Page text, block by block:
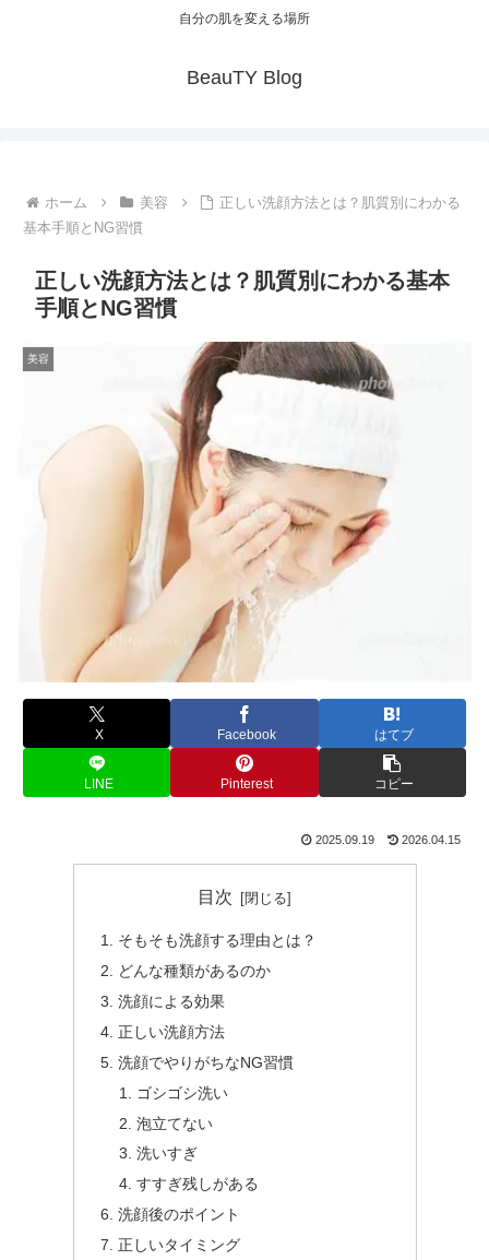
自分の肌を変える場所
BeauTY Blog
ホーム 美容
正しい洗顔方法とは？肌質別にわかる
基本手順とNG習慣
正しい洗顔方法とは？肌質別にわかる基本
手順とNG習慣
美容
X Facebook はてブ
LINE Pinterest コピー
2025.09.19 2026.04.15
目次
そもそも洗顔する理由とは？
どんな種類があるのか
洗顔による効果
正しい洗顔方法
洗顔でやりがちなNG習慣
ゴシゴシ洗い
泡立てない
洗いすぎ
すすぎ残しがある
洗顔後のポイント
正しいタイミング